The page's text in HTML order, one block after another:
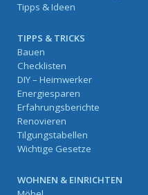
Tipps & Ideen
TIPPS & TRICKS
Bauen
Checklisten
DIY – Heimwerker
Energiesparen
Erfahrungsberichte
Renovieren
Tilgungstabellen
Wichtige Gesetze
WOHNEN & EINRICHTEN